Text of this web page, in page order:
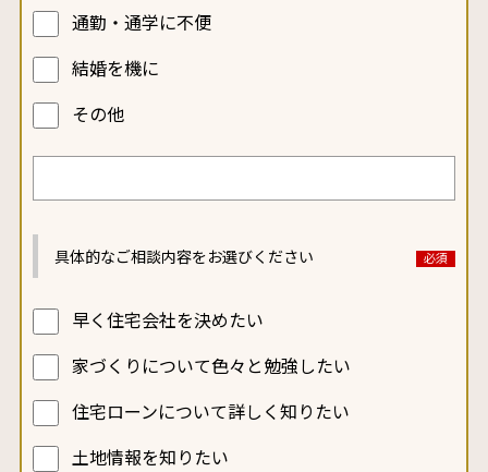
通勤・通学に不便
結婚を機に
その他
具体的なご相談内容をお選びください
早く住宅会社を決めたい
家づくりについて色々と勉強したい
住宅ローンについて詳しく知りたい
土地情報を知りたい